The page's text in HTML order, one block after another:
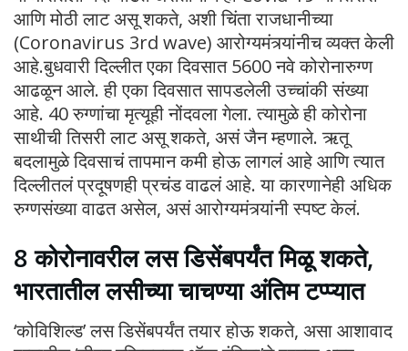
आणि मोठी लाट असू शकते, अशी चिंता राजधानीच्या
(Coronavirus 3rd wave) आरोग्यमंत्र्यांनीच व्यक्त केली
आहे.बुधवारी दिल्लीत एका दिवसात 5600 नवे कोरोनारुग्ण
आढळून आले. ही एका दिवसात सापडलेली उच्चांकी संख्या
आहे. 40 रुग्णांचा मृत्यूही नोंदवला गेला. त्यामुळे ही कोरोना
साथीची तिसरी लाट असू शकते, असं जैन म्हणाले. ऋतू
बदलामुळे दिवसाचं तापमान कमी होऊ लागलं आहे आणि त्यात
दिल्लीतलं प्रदूषणही प्रचंड वाढलं आहे. या कारणानेही अधिक
रुग्णसंख्या वाढत असेल, असं आरोग्यमंत्र्यांनी स्पष्ट केलं.
8 कोरोनावरील लस डिसेंबपर्यंत मिळू शकते,
भारतातील लसीच्या चाचण्या अंतिम टप्प्यात
‘कोविशिल्ड’ लस डिसेंबपर्यंत तयार होऊ शकते, असा आशावाद